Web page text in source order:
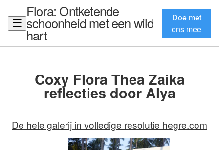
☰
Flora: Ontketende
schoonheid met een wild
hart
Doe met
ons mee
Coxy Flora Thea Zaika
reflecties door Alya
De hele galerij in volledige resolutie hegre.com